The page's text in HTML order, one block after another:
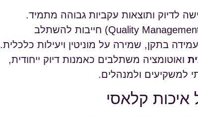
לדיוק ותוצאות עקביות גבוהה מתמיד.
מערכות ניהול איכות (Quality Management Systems – QMS) חייבות להשתלב
בתקן, שמירה על מוניטין ויעילות כלכלית.
ואוטומציה משתלבים כאמנות דיוק ייחודית,
למשקיעים ולמנהלים.
איכות קלאסי